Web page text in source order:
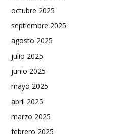
octubre 2025
septiembre 2025
agosto 2025
julio 2025
junio 2025
mayo 2025
abril 2025
marzo 2025
febrero 2025